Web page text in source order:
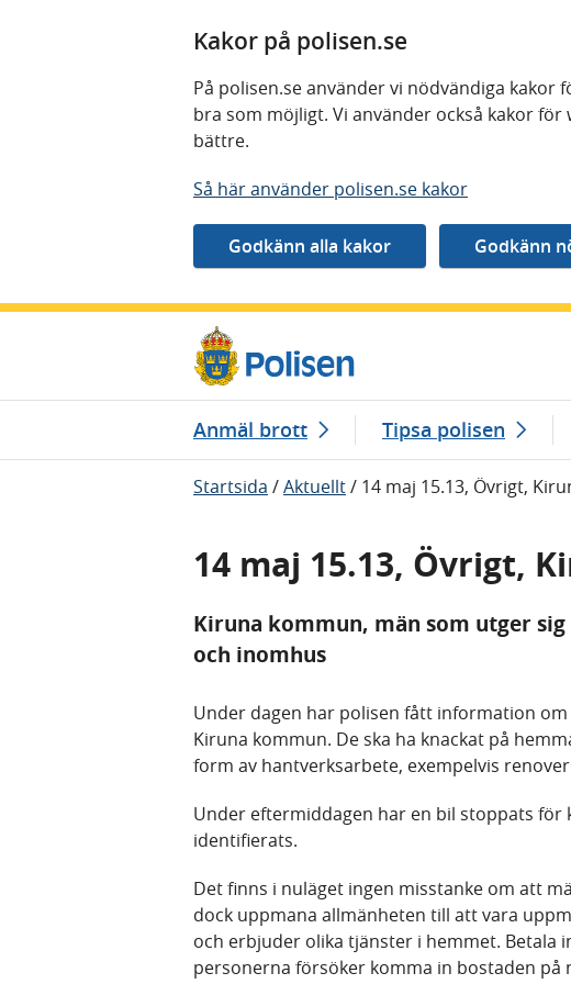
Kakor på polisen.se
På polisen.se använder vi nödvändiga kakor
bra som möjligt. Vi använder också kakor
bättre.
Så här använder polisen.se kakor
Anmäl brott Tipsa polisen
Startsida /Aktuellt/ 14 maj 15.13, Övrigt,
14 maj 15.13, Övrigt,
Kiruna kommun, män som utger
och inomhus
Under dagen har polisen fått information
Kiruna kommun. De ska ha knackat på
form av hantverksarbete, exempelvis
Under eftermiddagen har en bil stoppats
identifierats.
Det finns i nuläget ingen misstanke om att
dock uppmana allmänheten till att vara
och erbjuder olika tjänster i hemmet. Betala
personerna försöker komma in bostaden på